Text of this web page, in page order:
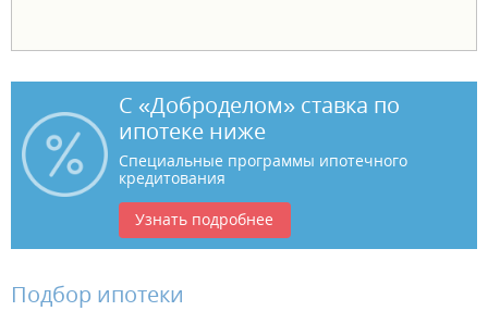
С «Доброделом» ставка по
ипотеке ниже
Специальные программы ипотечного
кредитования
Узнать подробнее
Подбор ипотеки